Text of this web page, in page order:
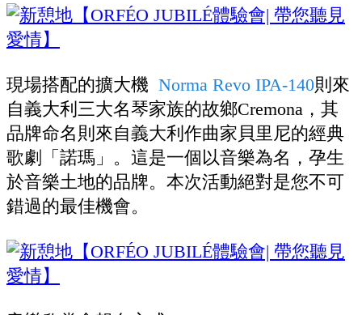
現場搭配的擴大機 Norma Revo IPA-140則來
自義大利三大名琴家族的故鄉Cremona，其
品牌命名則來自義大利作曲家貝里尼的經典
歌劇「諾瑪」。這是一個以音樂為名，孕生
於音樂土地的品牌。本次活動絕對是您不可
錯過的最佳機會。